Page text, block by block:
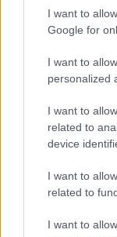
I want to
Google for
I want to
personalized
I want to
related to
device
I want to
related to
I want to